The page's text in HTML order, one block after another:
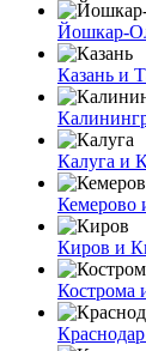
Йошкар-
Казань и
Калуга и
Кемерово
Киров и
Кострома